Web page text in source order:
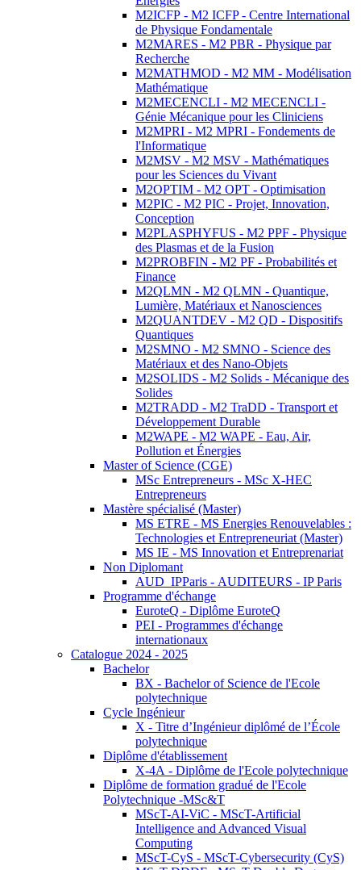
M2ICFP - M2 ICFP - Centre International
de Physique Fondamentale
M2MARES - M2 PBR - Physique par
Recherche
M2MATHMOD - M2 MM - Modélisation
Mathématique
M2MECENCLI - M2 MECENCLI -
Génie Mécanique pour les Cliniciens
M2MPRI - M2 MPRI - Fondements de
l'Informatique
M2MSV - M2 MSV - Mathématiques
pour les Sciences du Vivant
M2OPTIM - M2 OPT - Optimisation
M2PIC - M2 PIC - Projet, Innovation,
Conception
M2PLASPHYFUS - M2 PPF - Physique
des Plasmas et de la Fusion
M2PROBFIN - M2 PF - Probabilités et
Finance
M2QLMN - M2 QLMN - Quantique,
Lumière, Matériaux et Nanosciences
M2QUANTDEV - M2 QD - Dispositifs
Quantiques
M2SMNO - M2 SMNO - Science des
Matériaux et des Nano-Objets
M2SOLIDS - M2 Solids - Mécanique des
Solides
M2TRADD - M2 TraDD - Transport et
Développement Durable
M2WAPE - M2 WAPE - Eau, Air,
Pollution et Énergies
Master of Science (CGE)
MSc Entrepreneurs - MSc X-HEC
Entrepreneurs
Mastère spécialisé (Master)
MS ETRE - MS Energies Renouvelables :
Technologies et Entrepreneuriat (Master)
MS IE - MS Innovation et Entreprenariat
Non Diplomant
AUD_IPParis - AUDITEURS - IP Paris
Programme d'échange
EuroteQ - Diplôme EuroteQ
PEI - Programmes d'échange
internationaux
Catalogue 2024 - 2025
Bachelor
BX - Bachelor of Science de l'Ecole
polytechnique
Cycle Ingénieur
X - Titre d’Ingénieur diplômé de l’École
polytechnique
Diplôme d'établissement
X-4A - Diplôme de l'Ecole polytechnique
Diplôme de formation gradué de l'Ecole
Polytechnique -MSc&T
MScT-AI-ViC - MScT-Artificial
Intelligence and Advanced Visual
Computing
MScT-CyS - MScT-Cybersecurity (CyS)